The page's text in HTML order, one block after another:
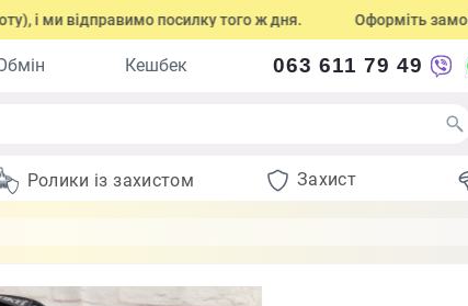
і ми відправимо посилку того ж дня. Оформіть
Кешбек 063 611 79 49
Ролики із захистом Захист